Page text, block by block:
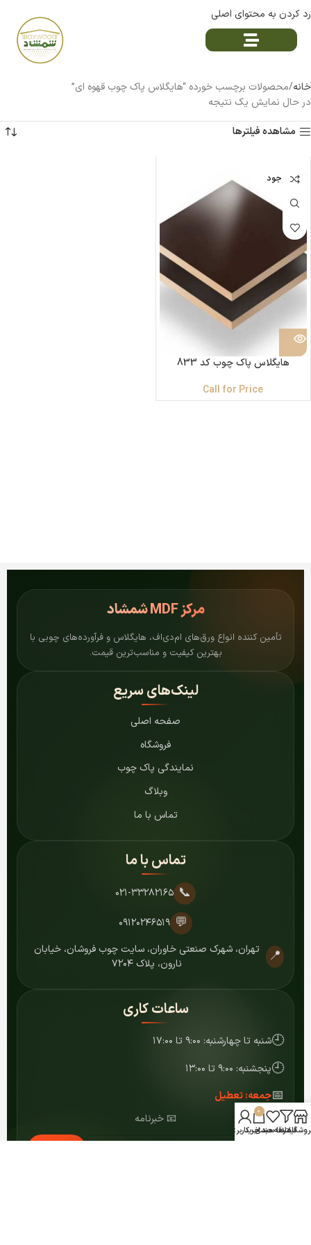
رد کردن به محتوای اصلی
خانه محصولات برچسب خورده “هایگلاس پاک چوب قهوه ای”
در حال نمایش یک نتیجه
مشاهده فیلترها
ناموجود
هایگلاس پاک چوب کد 833
Call for Price
مرکزMDF شمشاد
تأمین کننده انواع ورق‌های ام‌دی‌اف، هایگلاس و فرآورده‌های چوبی با
بهترین کیفیت و مناسب‌ترین قیمت.
لینک‌های سریع
صفحه اصلی
فروشگاه
نمایندگی پاک چوب
وبلاگ
تماس با ما
تماس با ما
📞 ۰۲۱-۳۳۲۸۲۱۶۵
💬 ۰۹۱۲۰۲۴۶۵۱۹
📍
تهران، شهرک صنعتی خاوران، سایت چوب فروشان، خیابان
نارون، پلاک ۷۲۰۴
ساعات کاری
🕘شنبه تا چهارشنبه: ۹:۰۰ تا ۱۷:۰۰
🕘پنجشنبه: ۹:۰۰ تا ۱۳:۰۰
📅جمعه: تعطیل
📧 خبرنامه
فیلترها
علاقه مندی
0
سبد خرید
حساب کاربری من